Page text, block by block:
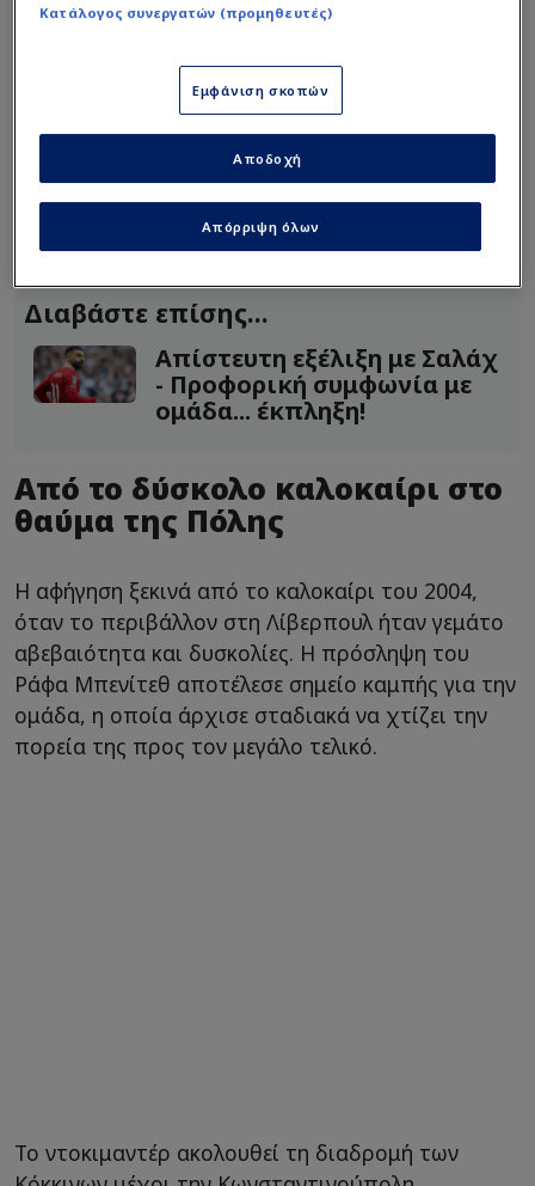
AP
Το φιλμ περιλαμβάνει αποκαλυπτικές περιγραφές
των μεγάλων πρωταγωνιστών εκείνης της
βραδιάς, όταν οι Κόκκινοι βρέθηκαν να χάνουν με
3-0 στο ημίχρονο, αλλά κατάφεραν να
επιστρέψουν και να φτάσουν στην κατάκτηση του
Διαβάστε επίσης...
Απίστευτη εξέλιξη με Σαλάχ
- Προφορική συμφωνία με
ομάδα... έκπληξη!
Από το δύσκολο καλοκαίρι στο
θαύμα της Πόλης
Η αφήγηση ξεκινά από το καλοκαίρι του 2004,
όταν το περιβάλλον στη Λίβερπουλ ήταν γεμάτο
αβεβαιότητα και δυσκολίες. Η πρόσληψη του
Ράφα Μπενίτεθ αποτέλεσε σημείο καμπής για την
ομάδα, η οποία άρχισε σταδιακά να χτίζει την
πορεία της προς τον μεγάλο τελικό.
Το ντοκιμαντέρ ακολουθεί τη διαδρομή των
Κατάλογος συνεργατών (προμηθευτές)
Εμφάνιση σκοπών
Απόρριψη όλων
Αποδοχή